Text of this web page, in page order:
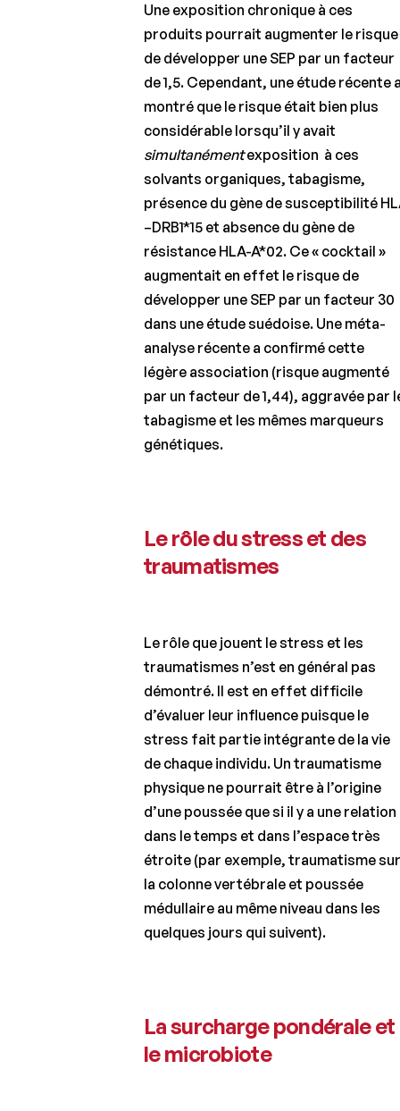
Une exposition chronique à ces
produits pourrait augmenter le risque
de développer une SEP par un facteur
de 1,5. Cependant, une étude récente
montré que le risque était bien plus
considérable lorsqu’il y avait
simultanémentexposition à ces
solvants organiques, tabagisme,
présence du gène de susceptibilité
–DRB1*15 et absence du gène de
résistance HLA-A*02. Ce « cocktail »
augmentait en effet le risque de
développer une SEP par un facteur 30
dans une étude suédoise. Une méta-
analyse récente a confirmé cette
légère association (risque augmenté
par un facteur de 1,44), aggravée par
tabagisme et les mêmes marqueurs
génétiques.
Le rôle du stress et des
traumatismes
Le rôle que jouent le stress et les
traumatismes n’est en général pas
démontré. Il est en effet difficile
d’évaluer leur influence puisque le
stress fait partie intégrante de la vie
de chaque individu. Un traumatisme
physique ne pourrait être à l’origine
d’une poussée que si il y a une relation
dans le temps et dans l’espace très
étroite (par exemple, traumatisme
la colonne vertébrale et poussée
médullaire au même niveau dans les
quelques jours qui suivent).
La surcharge pondérale et
le microbiote